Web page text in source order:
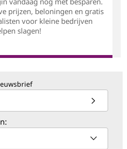
prijzen, beloningen en gratis
voor kleine bedrijven
slagen!